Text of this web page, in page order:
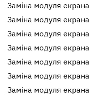
Заміна модуля екрана
Заміна модуля екрана
Заміна модуля екрана
Заміна модуля екрана
Заміна модуля екрана
Заміна модуля екрана
Заміна модуля екрана